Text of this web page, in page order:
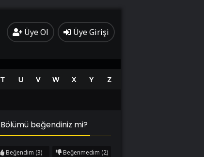
Üye Ol Üye Girişi
T U V W X Y Z
Bölümü beğendiniz mi?
Beğendim (3) Beğenmedim (2)